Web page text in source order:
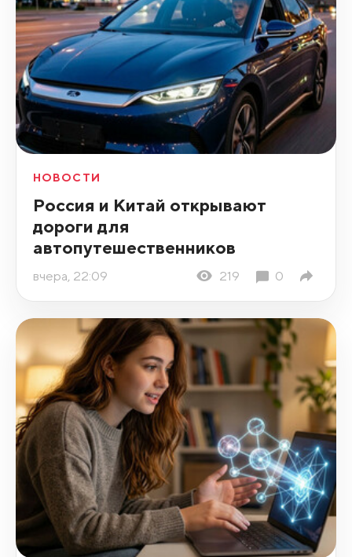
НОВОСТИ
Россия и Китай открывают
дороги для
автопутешественников
вчера, 22:09 219 0